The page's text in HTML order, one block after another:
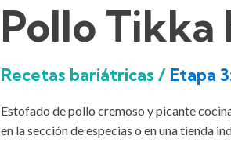
Pollo Tikka
Recetas bariátricas / Etapa
Estofado de pollo cremoso y picante
en la sección de especias o en una tienda